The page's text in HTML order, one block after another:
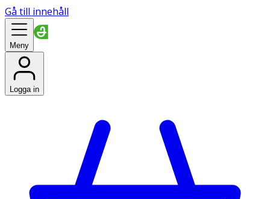
Gå till innehåll
Meny
Logga in